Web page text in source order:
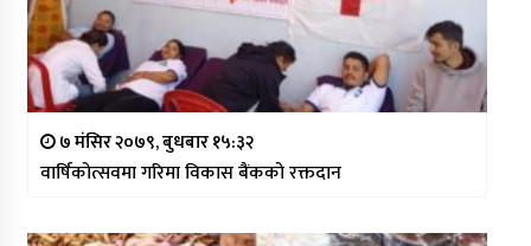
७ मंसिर २०७९, बुधबार १५:३२
वार्षिकोत्सवमा गरिमा विकास बैंकको रक्तदान